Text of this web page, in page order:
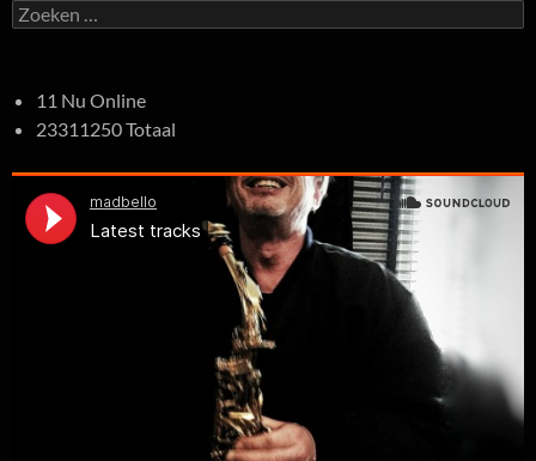
Zoeken
naar:
11 Nu Online
23311250 Totaal